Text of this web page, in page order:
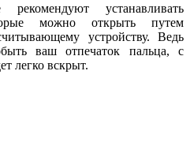
устанавливать
можно открыть путем
устройству. Ведь
ваш отпечаток пальца, с
легко вскрыт.